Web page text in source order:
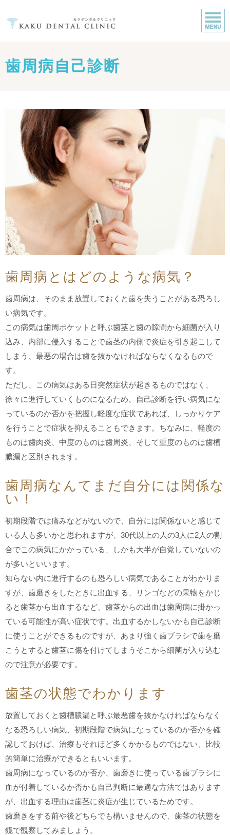
歯周病自己診断
歯周病とはどのような病気？
歯周病は、そのまま放置しておくと歯を失うことがある恐ろし
い病気です。
この病気は歯周ポケットと呼ぶ歯茎と歯の隙間から細菌が入り
込み、内部に侵入することで歯茎の内側で炎症を引き起こして
しまう、最悪の場合は歯を抜かなければならなくなるもので
す。
ただし、この病気はある日突然症状が起きるものではなく、
徐々に進行していくものになるため、自己診断を行い病気にな
っているのか否かを把握し軽度な症状であれば、しっかりケア
を行うことで症状を抑えることもできます。ちなみに、軽度の
ものは歯肉炎、中度のものは歯周炎、そして重度のものは歯槽
膿漏と区別されます。
歯周病なんてまだ自分には関係な
い！
初期段階では痛みなどがないので、自分には関係ないと感じて
いる人も多いかと思われますが、30代以上の人の3人に2人の割
合でこの病気にかかっている、しかも大半が自覚していないの
が多いといいます。
知らない内に進行するのも恐ろしい病気であることがわかりま
すが、歯磨きをしたときに出血する、リンゴなどの果物をかじ
ると歯茎から出血するなど、歯茎からの出血は歯周病に掛かっ
ている可能性が高い症状です。出血するかしないかも自己診断
に使うことができるものですが、あまり強く歯ブラシで歯を磨
こうとすると歯茎に傷を付けてしまうそこから細菌が入り込む
ので注意が必要です。
歯茎の状態でわかります
放置しておくと歯槽膿漏と呼ぶ最悪歯を抜かなければならなく
なる恐ろしい病気、初期段階で病気になっているのか否かを確
認しておけば、治療もそれほど多くかかるものではない、比較
的簡単に治療ができるともいいます。
歯周病になっているのか否か、歯磨きに使っている歯ブラシに
血が付着しているか否かも自己判断に最適な方法ではあります
が、出血する理由は歯茎に炎症が生じているためです。
歯磨きをする前や後どちらでも構いませんので、歯茎の状態を
鏡で観察してみましょう。